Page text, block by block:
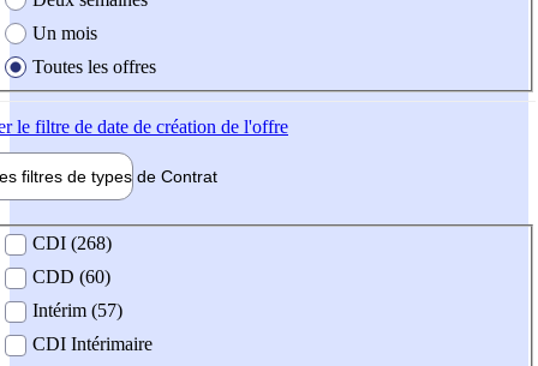
Un mois
Toutes les offres
le filtre de date de création de l'offre
filtres de types de Contrat
contrat
CDI (268)
CDD (60)
Intérim (57)
CDI Intérimaire